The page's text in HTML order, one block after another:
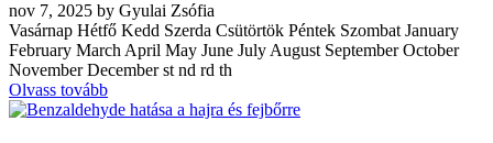
nov 7, 2025 by Gyulai Zsófia
Vasárnap Hétfő Kedd Szerda Csütörtök Péntek Szombat January
February March April May June July August September October
November December st nd rd th
Olvass tovább